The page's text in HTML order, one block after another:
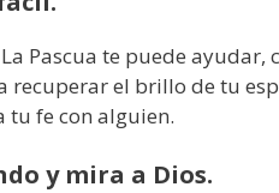
Pascua te puede ayudar,
recuperar el brillo de tu
tu fe con alguien.
y mira a Dios.